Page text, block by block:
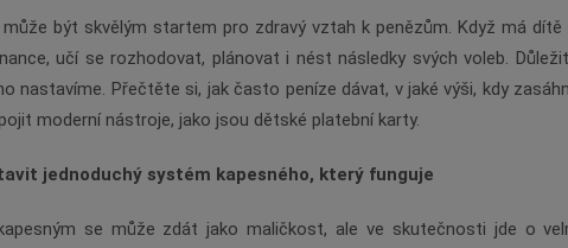
může být skvělým startem pro zdravý vztah k penězům. Když má
učí se rozhodovat, plánovat i nést následky svých voleb.
nastavíme. Přečtěte si, jak často peníze dávat, v jaké výši, kdy
moderní nástroje, jako jsou dětské platební karty.
jednoduchý systém kapesného, který funguje
se může zdát jako maličkost, ale ve skutečnosti jde o